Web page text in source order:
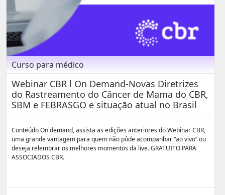
Curso para médico
Webinar CBR l On Demand-Novas Diretrizes
do Rastreamento do Câncer de Mama do CBR,
SBM e FEBRASGO e situação atual no Brasil
Conteúdo On demand, assista as edições anteriores do Webinar CBR,
uma grande vantagem para quem não pôde acompanhar “ao vivo” ou
deseja relembrar os melhores momentos da live. GRATUITO PARA
ASSOCIADOS CBR.